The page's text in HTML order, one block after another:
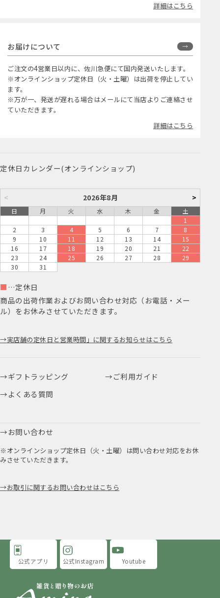
詳細はこちら
お届けについて
ご注文の4営業日以内に、佐川急便にて国内発送いたします。
※オンラインショップ定休日（火・土曜）は出荷を停止してい
ます。
※万が一、発送が遅れる場合はメールにて当店よりご連絡させ
ていただきます。
詳細はこちら
定休日カレンダー(オンラインショップ)
< 2026年8月 >
日 月 火 水 木 金
土
1
2
3 4 5 6 7
8
9
10 11 12 13 14
15
16
17 18 19 20 21
22
23
24 25 26 27 28
29
30
31
■ …定休日
商品の出荷作業およびお問い合わせ対応（お電話・メー
ル）をお休みさせていただきます。
実店舗の定休日と営業時間」に関するお知らせはこちら
ギフトラッピング
ご利用ガイド
よくある質問
お問い合わせ
※オンラインショップ定休日（火・土曜）は問い合わせ対応をお休
みさせていただきます。
お取引に関するお問い合わせはこちら
公式アプリ 公式Instagram Youtube